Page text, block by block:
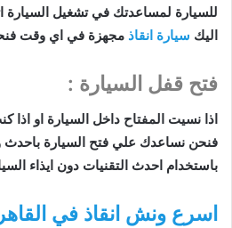
للسيارة لمساعدتك في تشغيل
اليك سيارة انقاذ مجهزة في اي وقت
فتح قفل السيارة :
اذا نسيت المفتاح داخل السيارة او اذا
فنحن نساعدك علي فتح السيارة باحدث
باستخدام احدث التقنيات دون ايذاء
اسرع ونش انقاذ في